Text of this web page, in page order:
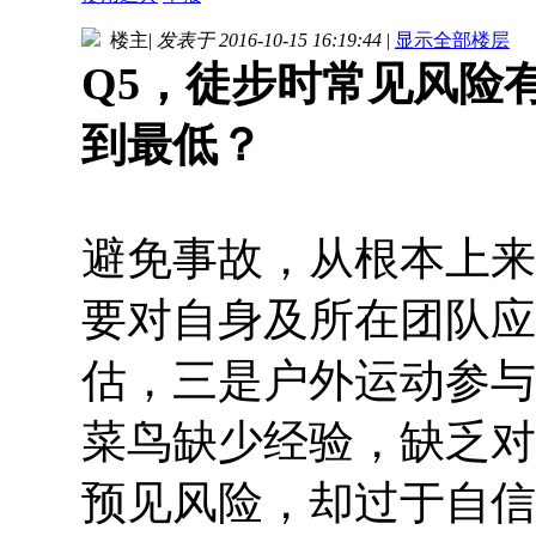
楼主| 发表于 2016-10-15 16:19:44 | 显示全部楼层
Q5，徒步时常见风险
到最低？
避免事故，从根本上
要对自身及所在团队
估，三是户外运动参
菜鸟缺少经验，缺乏
预见风险，却过于自